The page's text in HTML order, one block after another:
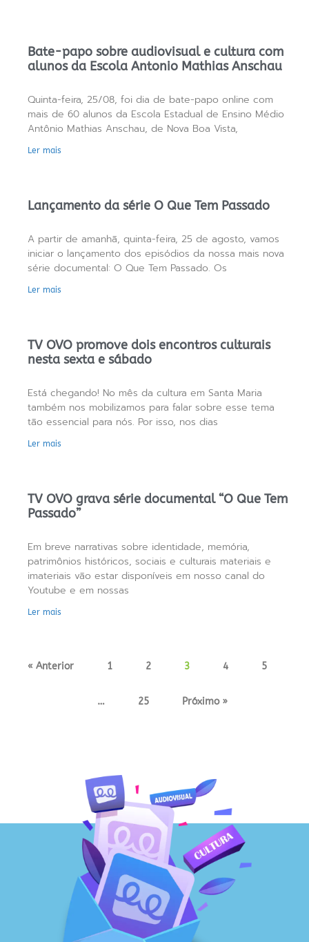
Bate-papo sobre audiovisual e cultura com
alunos da Escola Antonio Mathias Anschau
Quinta-feira, 25/08, foi dia de bate-papo online com
mais de 60 alunos da Escola Estadual de Ensino Médio
Antônio Mathias Anschau, de Nova Boa Vista,
Ler mais
Lançamento da série O Que Tem Passado
A partir de amanhã, quinta-feira, 25 de agosto, vamos
iniciar o lançamento dos episódios da nossa mais nova
série documental: O Que Tem Passado. Os
Ler mais
TV OVO promove dois encontros culturais
nesta sexta e sábado
Está chegando! No mês da cultura em Santa Maria
também nos mobilizamos para falar sobre esse tema
tão essencial para nós. Por isso, nos dias
Ler mais
TV OVO grava série documental “O Que Tem
Passado”
Em breve narrativas sobre identidade, memória,
patrimônios históricos, sociais e culturais materiais e
imateriais vão estar disponíveis em nosso canal do
Youtube e em nossas
Ler mais
« Anterior 1 2 3 4 5
… 25 Próximo »